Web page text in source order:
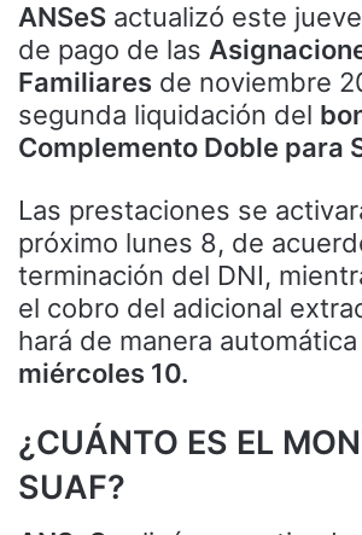
ANSeS actualizó este
de pago de las
Familiares de noviembre
segunda liquidación del
Complemento Doble para
Las prestaciones se
próximo lunes 8, de
terminación del DNI,
el cobro del adicional
hará de manera automática
miércoles 10.
¿CUÁNTO ES EL
SUAF?